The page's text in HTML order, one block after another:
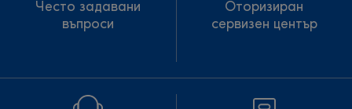
Често задавани
въпроси
Оторизиран
сервизен център